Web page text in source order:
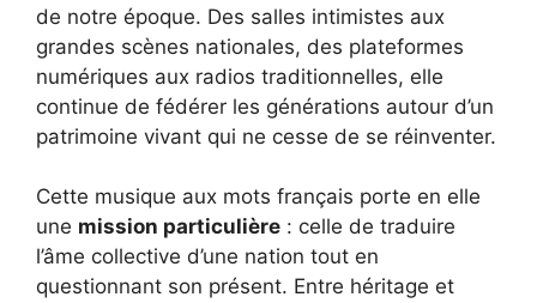
de notre époque. Des salles intimistes aux
grandes scènes nationales, des plateformes
numériques aux radios traditionnelles, elle
continue de fédérer les générations autour d’un
patrimoine vivant qui ne cesse de se réinventer.
Cette musique aux mots français porte en elle
une mission particulière : celle de traduire
l’âme collective d’une nation tout en
questionnant son présent. Entre héritage et